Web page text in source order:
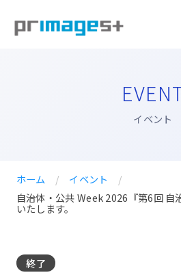
イベント
ホーム / イベント
/
自治体・公共 Week 2026『第6回 自
いたします。
終了